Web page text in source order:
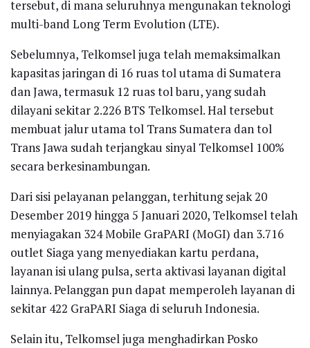
tersebut, di mana seluruhnya mengunakan teknologi
multi-band Long Term Evolution (LTE).
Sebelumnya, Telkomsel juga telah memaksimalkan
kapasitas jaringan di 16 ruas tol utama di Sumatera
dan Jawa, termasuk 12 ruas tol baru, yang sudah
dilayani sekitar 2.226 BTS Telkomsel. Hal tersebut
membuat jalur utama tol Trans Sumatera dan tol
Trans Jawa sudah terjangkau sinyal Telkomsel 100%
secara berkesinambungan.
Dari sisi pelayanan pelanggan, terhitung sejak 20
Desember 2019 hingga 5 Januari 2020, Telkomsel telah
menyiagakan 324 Mobile GraPARI (MoGI) dan 3.716
outlet Siaga yang menyediakan kartu perdana,
layanan isi ulang pulsa, serta aktivasi layanan digital
lainnya. Pelanggan pun dapat memperoleh layanan di
sekitar 422 GraPARI Siaga di seluruh Indonesia.
Selain itu, Telkomsel juga menghadirkan Posko